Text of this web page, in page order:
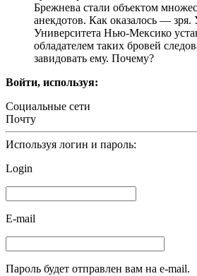
Брежнева стали объектом
анекдотов. Как оказалось — зря.
Университета Нью-Мексико
обладателем таких бровей
завидовать ему. Почему?
Войти, используя:
Социальные сети
Почту
Используя логин и пароль:
Login
E-mail
Пароль будет отправлен вам на e-mail.